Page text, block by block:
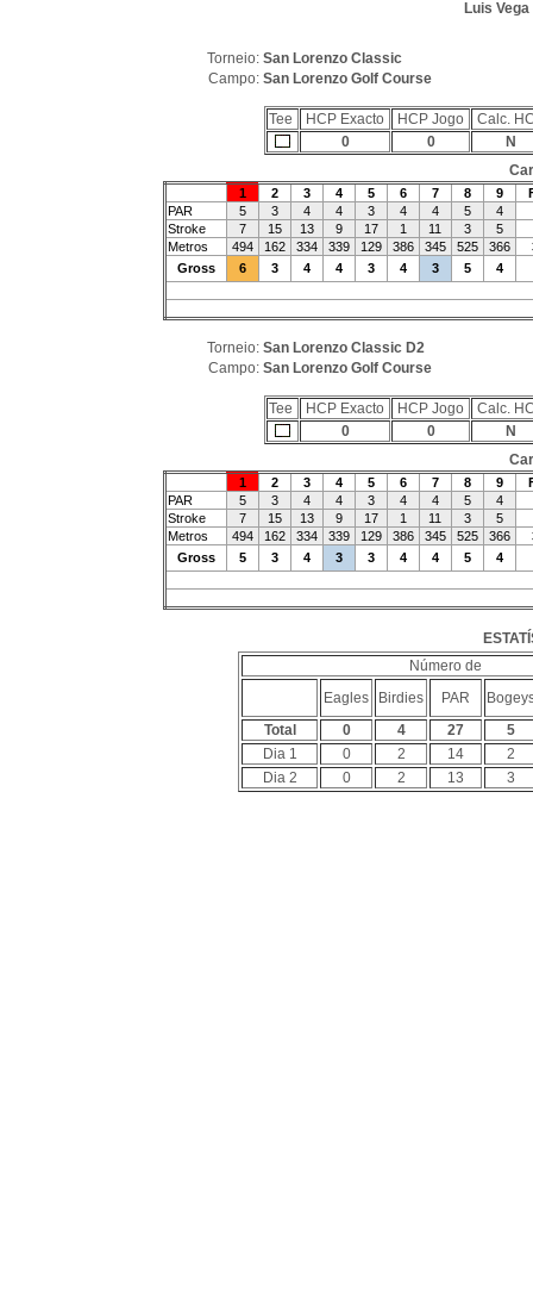
Luis
Torneio: San Lorenzo Classic
Campo: San Lorenzo Golf Course
Tee HCP Exacto HCP Jogo
Calc.
0
0
N
1 2 3 4 5 6 7 8 9
PAR
5 3 4 4 3 4 4 5
4
Stroke
7 15 13 9 17 1 11 3
5
Metros
494 162 334 339 129 386 345 525 366
Gross
6 3 4 4 3 4 3 5 4
Torneio: San Lorenzo Classic D2
Campo: San Lorenzo Golf Course
Tee HCP Exacto HCP Jogo
Calc.
0
0
N
1 2 3 4 5 6 7 8 9
PAR
5 3 4 4 3 4 4 5
4
Stroke
7 15 13 9 17 1 11 3
5
Metros
494 162 334 339 129 386 345 525 366
Gross
5 3 4 3 3 4 4 5 4
Número de
Eagles
Birdies PAR
Total
0 4 27
5
Dia 1
0 2 14
2
Dia 2
0 2 13 3